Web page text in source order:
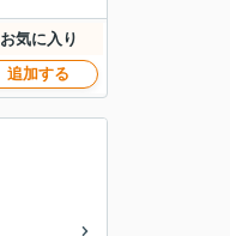
お気に入り
追加する